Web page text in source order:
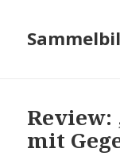
Review:
mit